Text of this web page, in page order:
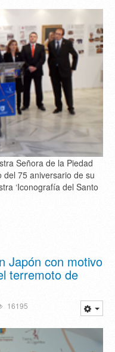
Señora de la Piedad
del 75 aniversario de su
‘Iconografía del Santo
Japón con motivo
terremoto de
16195